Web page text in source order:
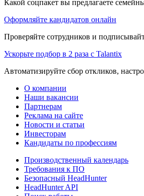
Какой соцпакет вы предлагаете
Оформляйте кандидатов онлайн
Проверяйте сотрудников и
Ускорьте подбор в 2 раза с Talantix
Автоматизируйте сбор откликов,
О компании
Наши вакансии
Партнерам
Реклама на сайте
Новости и статьи
Инвесторам
Кандидаты по профессиям
Производственный календарь
Требования к ПО
Безопасный HeadHunter
HeadHunter API